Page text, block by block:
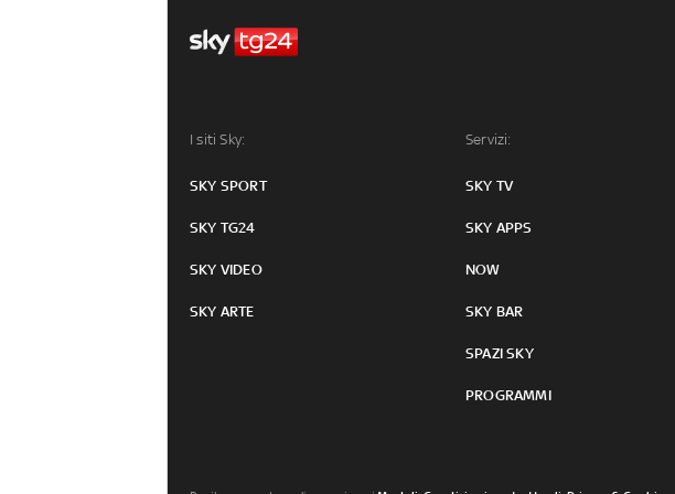
I siti Sky:
SKY SPORT
SKY TG24
SKY VIDEO
SKY ARTE
Servizi:
SKY TV
SKY APPS
NOW
SKY BAR
SPAZI SKY
PROGRAMMI